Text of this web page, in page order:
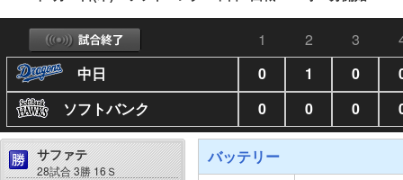
1 2 3
中日
0 1 0
ソフトバンク
0 0 0
サファテ
28試合 3勝 16Ｓ
バッテリー